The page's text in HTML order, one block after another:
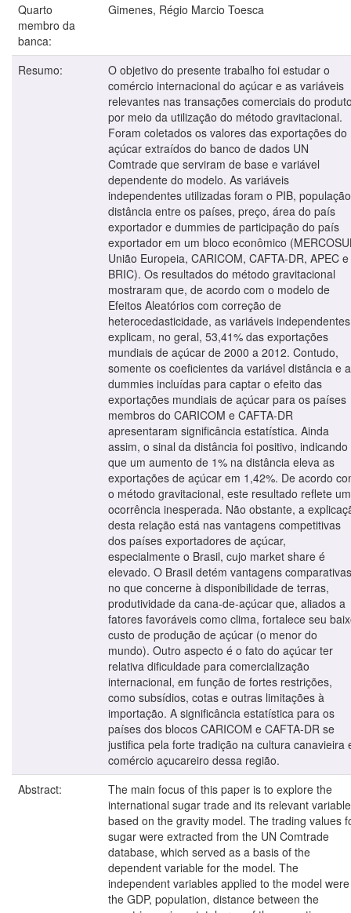
Quarto
membro da
banca:
Gimenes, Régio Marcio Toesca
Resumo:
O objetivo do presente trabalho foi estudar o
comércio internacional do açúcar e as variáveis
relevantes nas transações comerciais do
por meio da utilização do método gravitacional.
Foram coletados os valores das exportações do
açúcar extraídos do banco de dados UN
Comtrade que serviram de base e variável
dependente do modelo. As variáveis
independentes utilizadas foram o PIB,
distância entre os países, preço, área do país
exportador e dummies de participação do país
exportador em um bloco econômico
União Europeia, CARICOM, CAFTA-DR, APEC e
BRIC). Os resultados do método gravitacional
mostraram que, de acordo com o modelo de
Efeitos Aleatórios com correção de
heterocedasticidade, as variáveis independentes
explicam, no geral, 53,41% das exportações
mundiais de açúcar de 2000 a 2012. Contudo,
somente os coeficientes da variável distância e
dummies incluídas para captar o efeito das
exportações mundiais de açúcar para os países
membros do CARICOM e CAFTA-DR
apresentaram significância estatística. Ainda
assim, o sinal da distância foi positivo, indicando
que um aumento de 1% na distância eleva as
exportações de açúcar em 1,42%. De acordo
o método gravitacional, este resultado reflete
ocorrência inesperada. Não obstante, a
desta relação está nas vantagens competitivas
dos países exportadores de açúcar,
especialmente o Brasil, cujo market share é
elevado. O Brasil detém vantagens comparativas
no que concerne à disponibilidade de terras,
produtividade da cana-de-açúcar que, aliados a
fatores favoráveis como clima, fortalece seu
custo de produção de açúcar (o menor do
mundo). Outro aspecto é o fato do açúcar ter
relativa dificuldade para comercialização
internacional, em função de fortes restrições,
como subsídios, cotas e outras limitações à
importação. A significância estatística para os
países dos blocos CARICOM e CAFTA-DR se
justifica pela forte tradição na cultura canavieira
comércio açucareiro dessa região.
Abstract:
The main focus of this paper is to explore the
international sugar trade and its relevant
based on the gravity model. The trading values
sugar were extracted from the UN Comtrade
database, which served as a basis of the
dependent variable for the model. The
independent variables applied to the model were
the GDP, population, distance between the